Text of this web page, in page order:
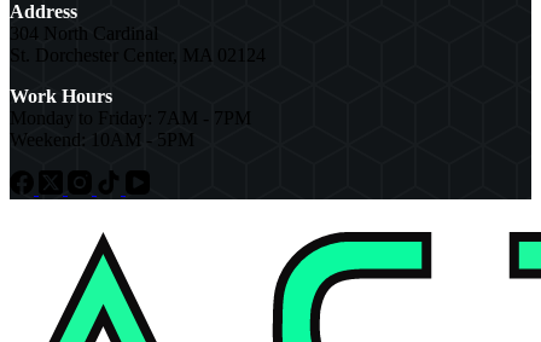
Address
304 North Cardinal
St. Dorchester Center, MA 02124
Work Hours
Monday to Friday: 7AM - 7PM
Weekend: 10AM - 5PM